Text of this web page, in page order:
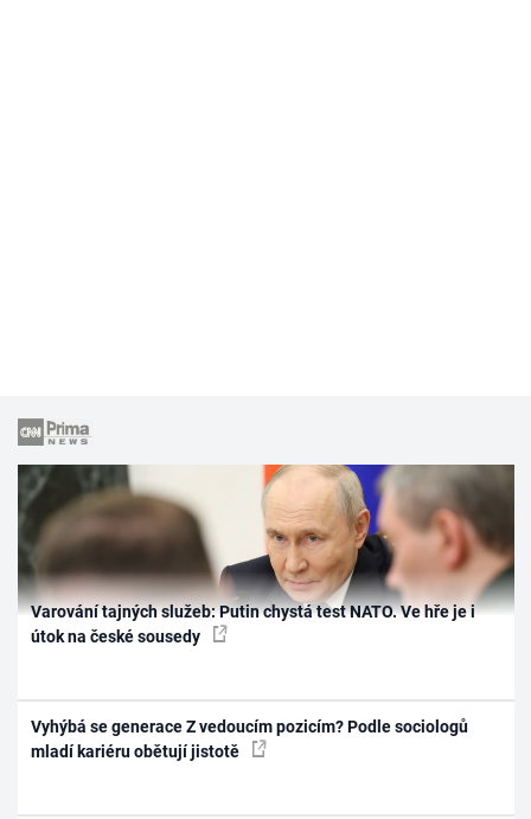
Varování tajných služeb: Putin chystá test NATO. Ve hře je i
útok na české sousedy
Vyhýbá se generace Z vedoucím pozicím? Podle sociologů
mladí kariéru obětují jistotě